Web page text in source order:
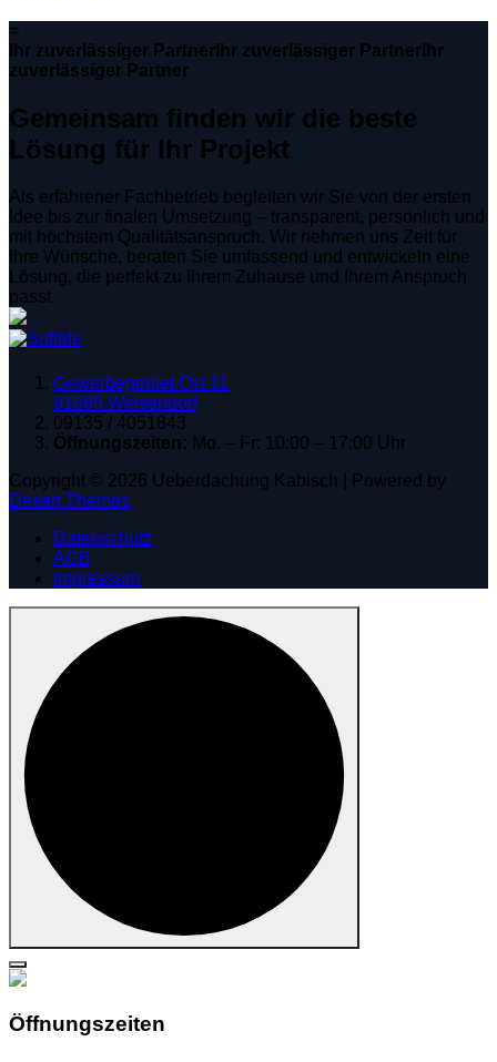
=
Ihr zuverlässiger Partner Ihr zuverlässiger Partner Ihr
zuverlässiger Partner
Gemeinsam finden wir die beste
Lösung für Ihr Projekt
Als erfahrener Fachbetrieb begleiten wir Sie von der ersten
Idee bis zur finalen Umsetzung – transparent, persönlich und
mit höchstem Qualitätsanspruch. Wir nehmen uns Zeit für
Ihre Wünsche, beraten Sie umfassend und entwickeln eine
Lösung, die perfekt zu Ihrem Zuhause und Ihrem Anspruch
passt.
Gewerbegebiet Ost 11
91085 Weisendorf
09135 / 4051843
Öffnungszeiten: Mo. – Fr: 10:00 – 17:00 Uhr
Copyright © 2026 Ueberdachung Kabisch | Powered by
Desert Themes
Datenschutz
AGB
Impressum
Öffnungszeiten